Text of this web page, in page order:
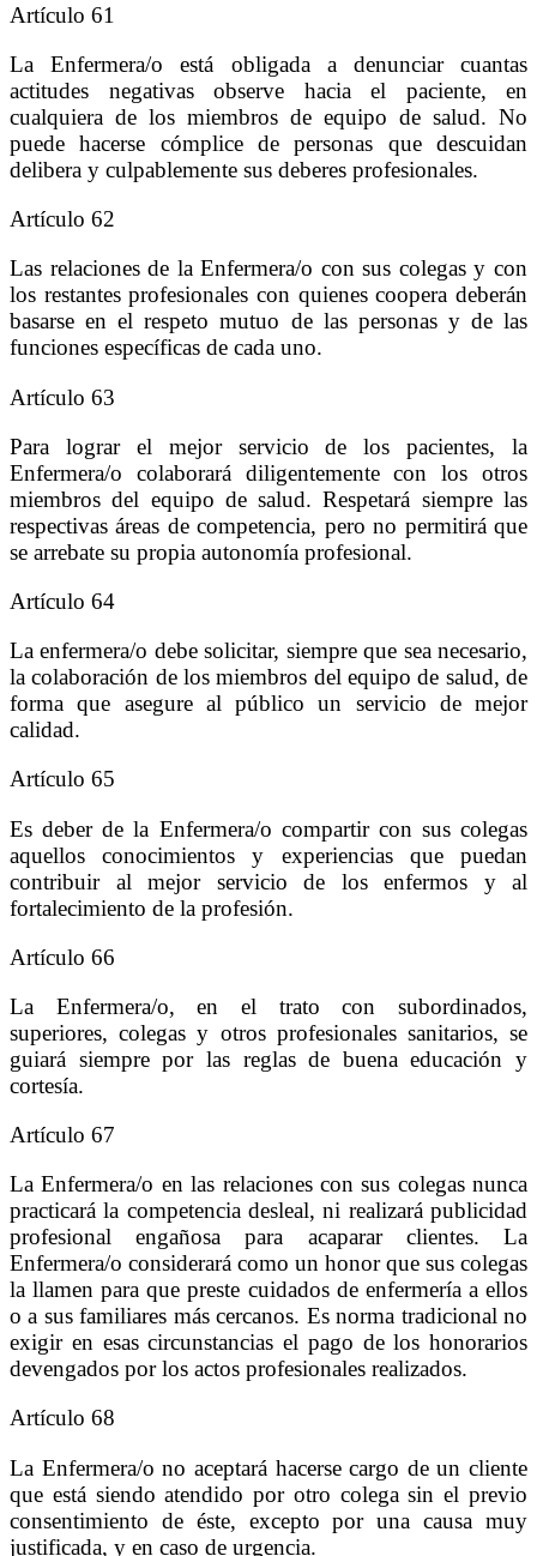
Artículo 61
La Enfermera/o está obligada a denunciar cuantas
actitudes negativas observe hacia el paciente, en
cualquiera de los miembros de equipo de salud. No
puede hacerse cómplice de personas que descuidan
delibera y culpablemente sus deberes profesionales.
Artículo 62
Las relaciones de la Enfermera/o con sus colegas y con
los restantes profesionales con quienes coopera deberán
basarse en el respeto mutuo de las personas y de las
funciones específicas de cada uno.
Artículo 63
Para lograr el mejor servicio de los pacientes, la
Enfermera/o colaborará diligentemente con los otros
miembros del equipo de salud. Respetará siempre las
respectivas áreas de competencia, pero no permitirá que
se arrebate su propia autonomía profesional.
Artículo 64
La enfermera/o debe solicitar, siempre que sea necesario,
la colaboración de los miembros del equipo de salud, de
forma que asegure al público un servicio de mejor
calidad.
Artículo 65
Es deber de la Enfermera/o compartir con sus colegas
aquellos conocimientos y experiencias que puedan
contribuir al mejor servicio de los enfermos y al
fortalecimiento de la profesión.
Artículo 66
La Enfermera/o, en el trato con subordinados,
superiores, colegas y otros profesionales sanitarios, se
guiará siempre por las reglas de buena educación y
cortesía.
Artículo 67
La Enfermera/o en las relaciones con sus colegas nunca
practicará la competencia desleal, ni realizará publicidad
profesional engañosa para acaparar clientes. La
Enfermera/o considerará como un honor que sus colegas
la llamen para que preste cuidados de enfermería a ellos
o a sus familiares más cercanos. Es norma tradicional no
exigir en esas circunstancias el pago de los honorarios
devengados por los actos profesionales realizados.
Artículo 68
La Enfermera/o no aceptará hacerse cargo de un cliente
que está siendo atendido por otro colega sin el previo
consentimiento de éste, excepto por una causa muy
justificada, y en caso de urgencia.